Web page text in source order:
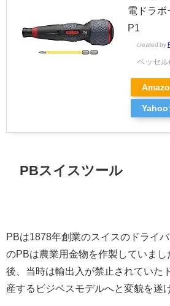
電ドラボ
P1
created by
ベッセ
Yahoo
PBスイスツール
PBは1878年創業のスイスのドライ
のPBは農業用金物を作製していまし
後、当時は輸出入が禁止されていた
産するビジベスモデルへと変貌を遂